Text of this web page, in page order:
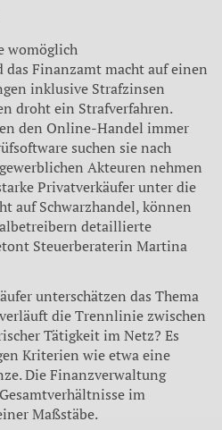
womöglich
Finanzamt macht auf einen
inklusive Strafzinsen
droht ein Strafverfahren.
den On­line-Handel immer
suchen sie nach
Akteuren nehmen
Privatverkäufer unter die
auf Schwarzhandel, können
detaillierte
Steuerberaterin Martina
unterschätzen das Thema
die Trennlinie zwischen
Tätigkeit im Netz? Es
Kriterien wie etwa eine
Die Finanzverwaltung
im
Maßstäbe.